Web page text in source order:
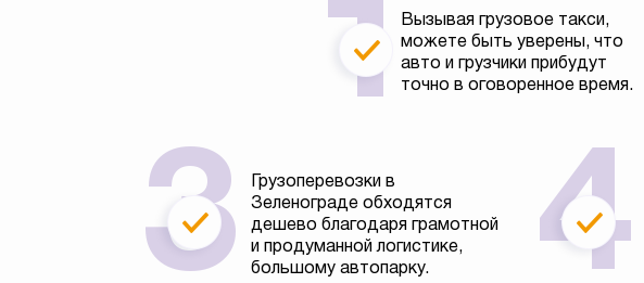
Вызывая грузовое такси,
можете быть уверены, что
авто и грузчики прибудут
точно в оговоренное время.
Грузоперевозки в
Зеленограде обходятся
дешево благодаря грамотной
и продуманной логистике,
большому автопарку.